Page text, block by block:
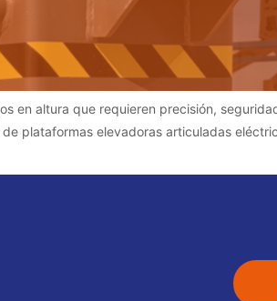
en altura que requieren precisión,
plataformas elevadoras articuladas